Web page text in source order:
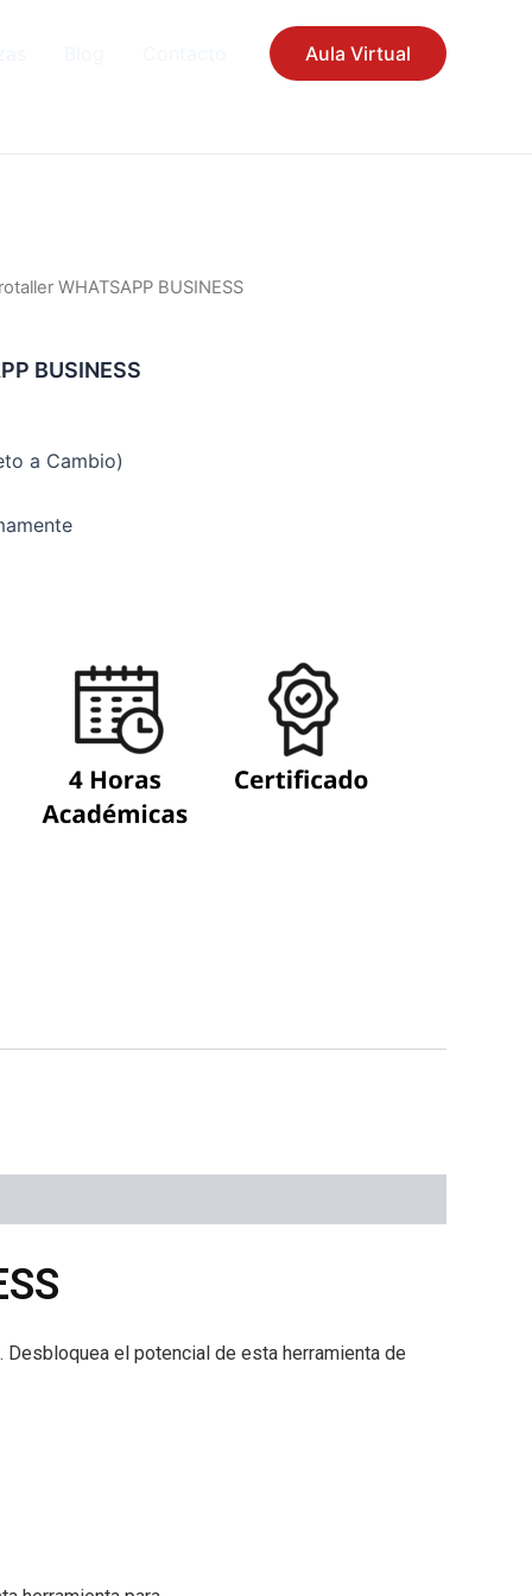
Aula Virtual
WHATSAPP BUSINESS
BUSINESS
a Cambio)
el potencial de esta herramienta de